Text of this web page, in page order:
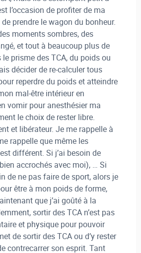
l’occasion de profiter de ma
prendre le wagon du bonheur.
moments sombres, des
et tout à beaucoup plus de
prisme des TCA, du poids ou
décider de re-calculer tous
reperdre du poids et atteindre
mal-être intérieur en
vomir pour anesthésier ma
le choix de rester libre.
et libérateur. Je me rappelle à
rappelle que même les
différent. Si j’ai besoin de
accrochés avec moi), … Si
de ne pas faire de sport, alors je
être à mon poids de forme,
que j’ai goûté à la
sortir des TCA n’est pas
et physique pour pouvoir
de sortir des TCA ou d’y rester
contrecarrer son esprit. Tant